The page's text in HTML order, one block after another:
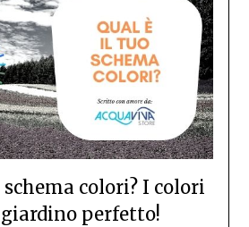
schema colori? I colori
perfetto!